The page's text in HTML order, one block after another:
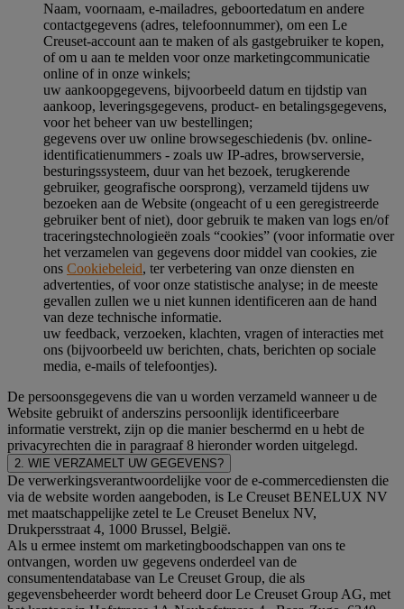
Naam, voornaam, e-mailadres, geboortedatum en andere
contactgegevens (adres, telefoonnummer), om een Le
Creuset-account aan te maken of als gastgebruiker te kopen,
of om u aan te melden voor onze marketingcommunicatie
online of in onze winkels;
uw aankoopgegevens, bijvoorbeeld datum en tijdstip van
aankoop, leveringsgegevens, product- en betalingsgegevens,
voor het beheer van uw bestellingen;
gegevens over uw online browsegeschiedenis (bv. online-
identificatienummers - zoals uw IP-adres, browserversie,
besturingssysteem, duur van het bezoek, terugkerende
gebruiker, geografische oorsprong), verzameld tijdens uw
bezoeken aan de Website (ongeacht of u een geregistreerde
gebruiker bent of niet), door gebruik te maken van logs en/of
traceringstechnologieën zoals “cookies” (voor informatie over
het verzamelen van gegevens door middel van cookies, zie
ons Cookiebeleid, ter verbetering van onze diensten en
advertenties, of voor onze statistische analyse; in de meeste
gevallen zullen we u niet kunnen identificeren aan de hand
van deze technische informatie.
uw feedback, verzoeken, klachten, vragen of interacties met
ons (bijvoorbeeld uw berichten, chats, berichten op sociale
media, e-mails of telefoontjes).
De persoonsgegevens die van u worden verzameld wanneer u de
Website gebruikt of anderszins persoonlijk identificeerbare
informatie verstrekt, zijn op die manier beschermd en u hebt de
privacyrechten die in paragraaf 8 hieronder worden uitgelegd.
2. WIE VERZAMELT UW GEGEVENS?
De verwerkingsverantwoordelijke voor de e-commercediensten die
via de website worden aangeboden, is Le Creuset BENELUX NV
met maatschappelijke zetel te Le Creuset Benelux NV,
Drukpersstraat 4, 1000 Brussel, België.
Als u ermee instemt om marketingboodschappen van ons te
ontvangen, worden uw gegevens onderdeel van de
consumentendatabase van Le Creuset Group, die als
gegevensbeheerder wordt beheerd door Le Creuset Group AG, met